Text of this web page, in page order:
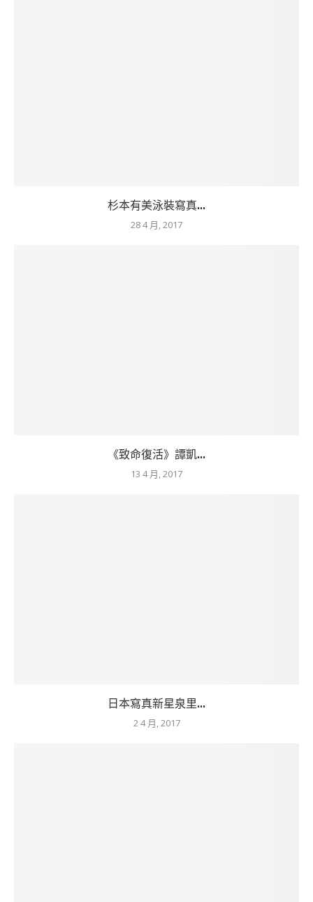
杉本有美泳裝寫真...
28 4 月, 2017
《致命復活》譚凱...
13 4 月, 2017
日本寫真新星泉里...
2 4 月, 2017